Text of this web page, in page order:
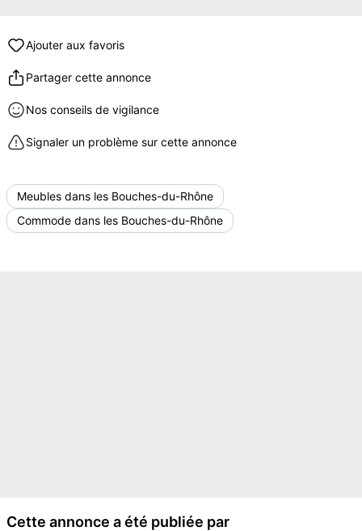
Ajouter aux favoris
Partager cette annonce
Nos conseils de vigilance
Signaler un problème sur cette annonce
Meubles dans les Bouches-du-Rhône
Commode dans les Bouches-du-Rhône
Cette annonce a été publiée par